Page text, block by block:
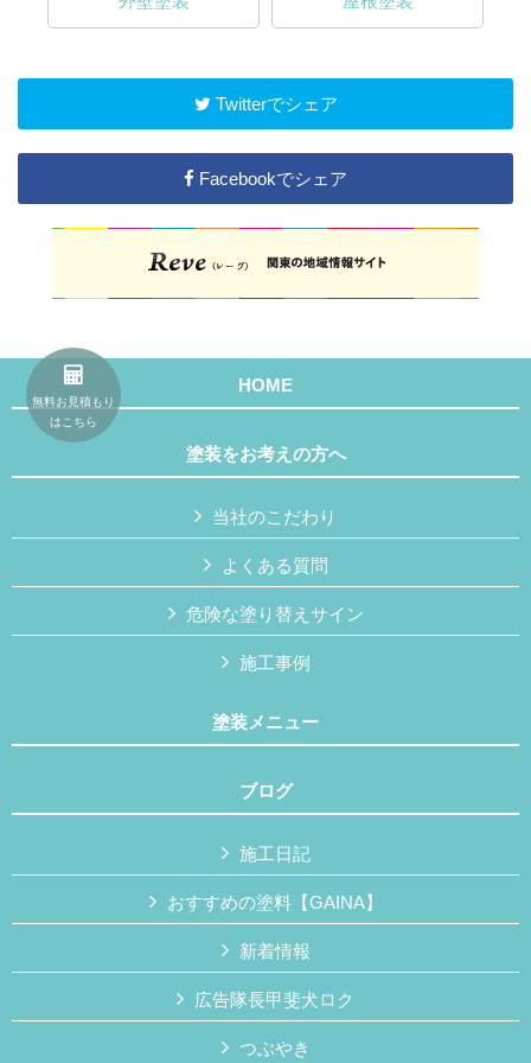
Twitterでシェア
Facebookでシェア
HOME
塗装をお考えの方へ
当社のこだわり
よくある質問
危険な塗り替えサイン
施工事例
塗装メニュー
ブログ
施工日記
おすすめの塗料【GAINA】
新着情報
広告隊長甲斐犬ロク
つぶやき
無料お見積もり
はこちら